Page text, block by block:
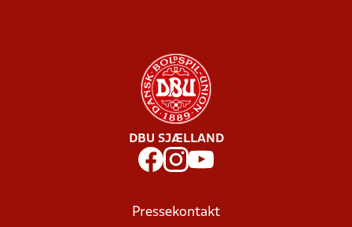
DBU SJÆLLAND
Pressekontakt